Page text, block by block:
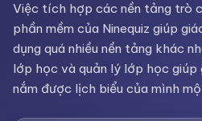
Việc tích hợp các nền tảng trò
phần mềm của Ninequiz giúp
dụng quá nhiều nền tảng khác
lớp học và quản lý lớp học giúp
nắm được lịch biểu của mình